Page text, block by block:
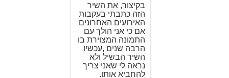
בקיצור, את השיר
הזה כתבתי בעקבות
האירועים האחרונים
אם כי אני הולך עם
התמונה המצוירת בו
הרבה שנים ,עכשיו
השיר הבשיל ולא
נראה לי שאני צריך
להחביא אותו.